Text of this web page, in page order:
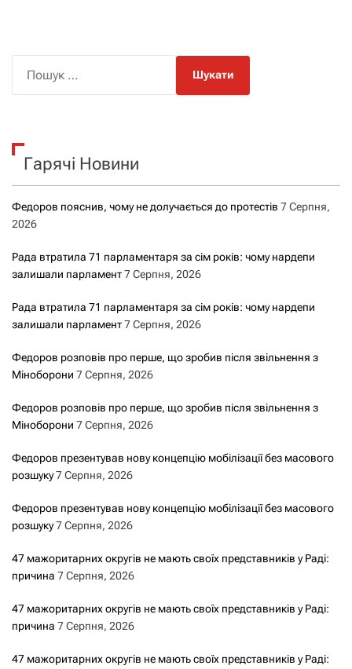
к
Гарячі Новини
Федоров пояснив, чому не долучається до протестів 7 Серпня,
2026
Рада втратила 71 парламентаря за сім років: чому нардепи
залишали парламент7 Серпня, 2026
Рада втратила 71 парламентаря за сім років: чому нардепи
залишали парламент7 Серпня, 2026
Федоров розповів про перше, що зробив після звільнення з
Міноборони 7 Серпня, 2026
Федоров розповів про перше, що зробив після звільнення з
Міноборони 7 Серпня, 2026
Федоров презентував нову концепцію мобілізації без масового
розшуку7 Серпня, 2026
Федоров презентував нову концепцію мобілізації без масового
розшуку7 Серпня, 2026
47 мажоритарних округів не мають своїх представників у Раді:
причина 7 Серпня, 2026
47 мажоритарних округів не мають своїх представників у Раді:
причина 7 Серпня, 2026
47 мажоритарних округів не мають своїх представників у Раді: